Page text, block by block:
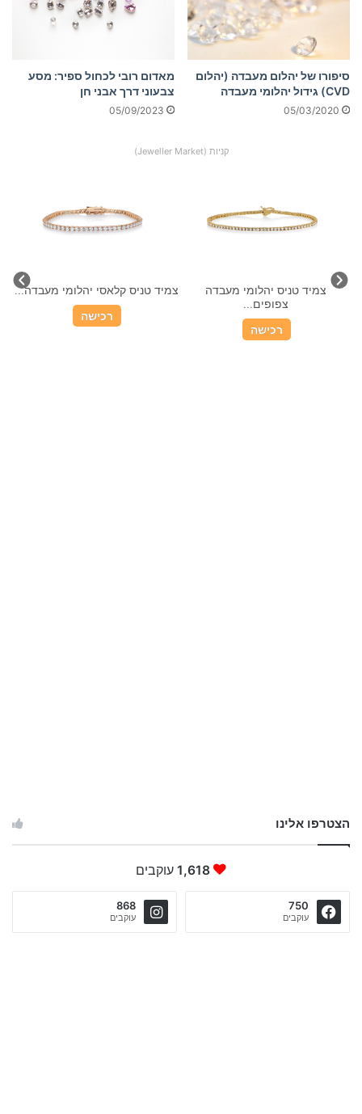
סיפורו של יהלום מעבדה (יהלום
CVD) גידול יהלומי מעבדה
05/03/2020
מאדום רובי לכחול ספיר: מסע
צבעוני דרך אבני חן
05/09/2023
קניות (Jeweller Market)
צמיד טניס קלאסי יהלומי מעבדה...
רכישה
צמיד טניס יהלומי מעבדה
צפופים...
רכישה
הצטרפו אלינו
1,618 עוקבים
750
עוקבים
868
עוקבים